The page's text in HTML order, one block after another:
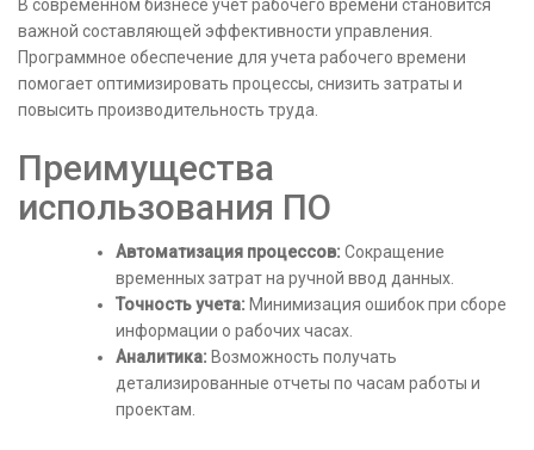
В современном бизнесе учет рабочего времени становится
важной составляющей эффективности управления.
Программное обеспечение для учета рабочего времени
помогает оптимизировать процессы, снизить затраты и
повысить производительность труда.
Преимущества
использования ПО
Автоматизация процессов: Сокращение
временных затрат на ручной ввод данных.
Точность учета: Минимизация ошибок при сборе
информации о рабочих часах.
Аналитика: Возможность получать
детализированные отчеты по часам работы и
проектам.